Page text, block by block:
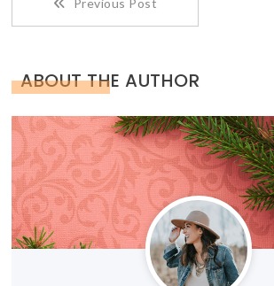
more
ABOUT THE AUTHOR